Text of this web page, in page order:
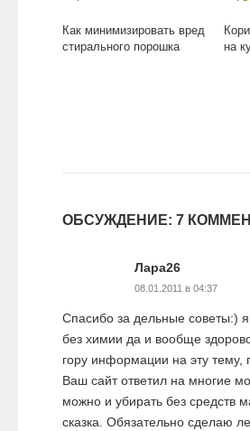
Как минимизировать вред
стирального порошка
на
ОБСУЖДЕНИЕ: 7
Лара26
08.01.2011 в 04:37
Спасибо за дельные советы:)
без химии да и вообще
гору информации на эту
Ваш сайт ответил на многие
можно и убирать без средств
сказка. Обязательно сделаю